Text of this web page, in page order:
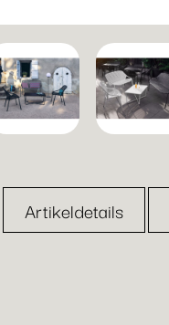
Artikeldetails